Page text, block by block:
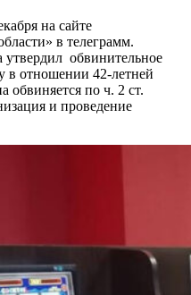
на сайте
в телеграмм.
утвердил обвинительное
в отношении 42-летней
по ч. 2 ст.
и проведение